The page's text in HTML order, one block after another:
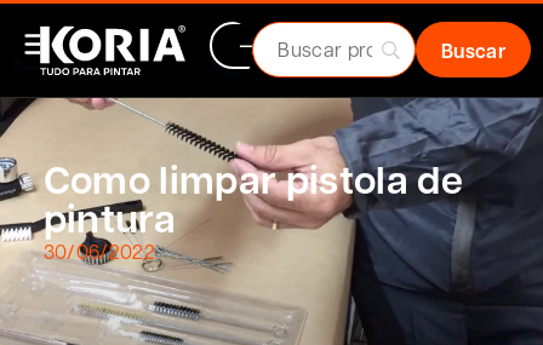
Como limpar pistola de
pintura
30/06/2022